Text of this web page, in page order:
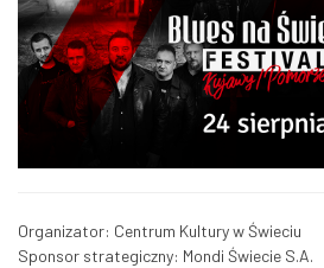
Organizator: Centrum Kultury w Świeciu
Sponsor strategiczny: Mondi Świecie S.A.